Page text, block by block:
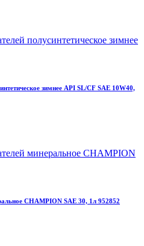
зимнее API SL/CF SAE 10W40,
CHAMPION SAE 30, 1л 952852